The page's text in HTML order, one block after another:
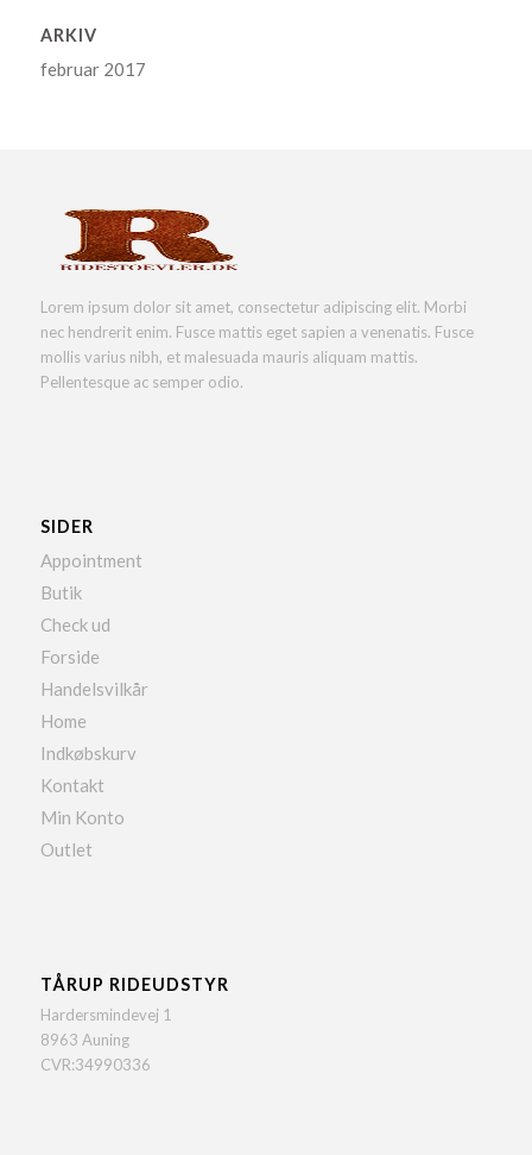
ARKIV
februar 2017
Lorem ipsum dolor sit amet, consectetur adipiscing elit. Morbi
nec hendrerit enim. Fusce mattis eget sapien a venenatis. Fusce
mollis varius nibh, et malesuada mauris aliquam mattis.
Pellentesque ac semper odio.
SIDER
Appointment
Butik
Check ud
Forside
Handelsvilkår
Home
Indkøbskurv
Kontakt
Min Konto
Outlet
TÅRUP RIDEUDSTYR
Hardersmindevej 1
8963 Auning
CVR:34990336